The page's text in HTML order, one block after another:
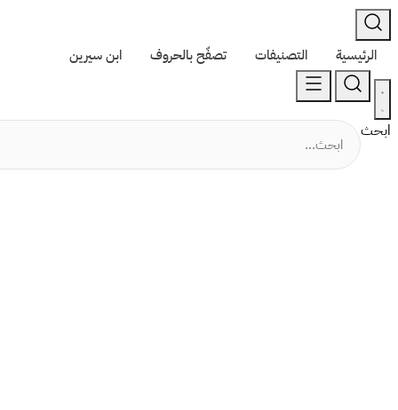
الرئيسية التصنيفات تصفّح بالحروف ابن سيرين
ابحث